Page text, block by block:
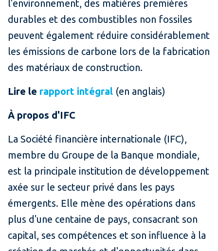
l'environnement, des matières premières
durables et des combustibles non fossiles
peuvent également réduire considérablement
les émissions de carbone lors de la fabrication
des matériaux de construction.
Lire le rapport intégral (en anglais)
À propos d'IFC
La Société financière internationale (IFC),
membre du Groupe de la Banque mondiale,
est la principale institution de développement
axée sur le secteur privé dans les pays
émergents. Elle mène des opérations dans
plus d'une centaine de pays, consacrant son
capital, ses compétences et son influence à la